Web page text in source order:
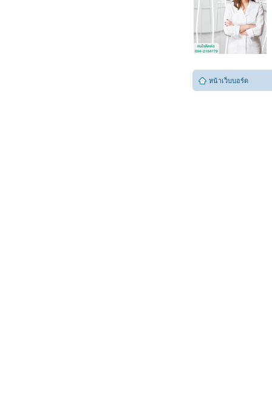
หน้าเว็บบอร์ด